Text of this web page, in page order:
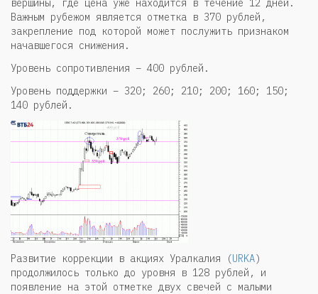
вершины, где цена уже находится в течение 12 дней.
Важным рубежом является отметка в 370 рублей,
закрепление под которой может послужить признаком
начавшегося снижения.
Уровень сопротивления – 400 рублей.
Уровень поддержки – 320; 260; 210; 200; 160; 150;
140 рублей.
Развитие коррекции в акциях Уралкалия (URKA)
продолжилось только до уровня в 128 рублей, и
появление на этой отметке двух свечей с малыми